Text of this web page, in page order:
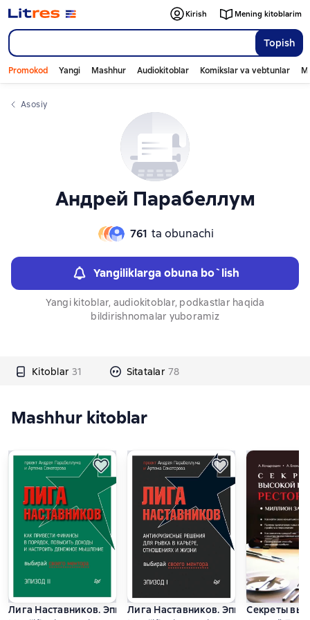
Topish
Kirish Mening kitoblarim
Promokod Yangi Mashhur Audiokitoblar Komikslar va vebtunlar
Asosiy
Андрей Парабеллум
761 ta obunachi
Yangiliklarga obuna bo`lish
Yangi kitoblar, audiokitoblar, podkastlar haqida
bildirishnomalar yuboramiz
Kitoblar 31 Sitatalar 78
Слайдер с книгами
Mashhur kitoblar
Лига Наставников. Эпизод II. Как привести финансы в
Лига Наставников. Эпизод I.Секреты
Слайдер с книгами